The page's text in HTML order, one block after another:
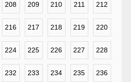
208 209 210 211 212
216 217 218 219 220
224 225 226 227 228
232 233 234 235 236